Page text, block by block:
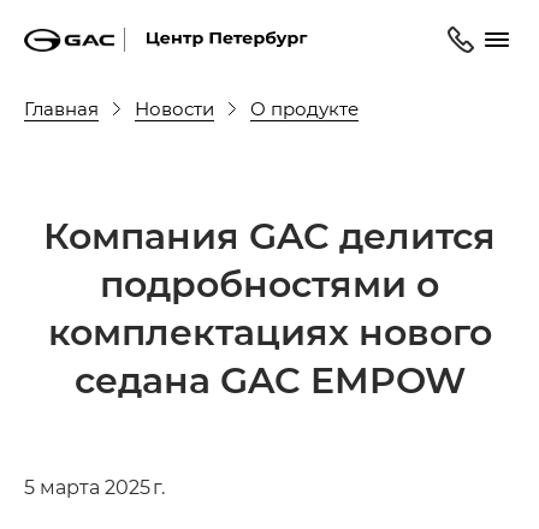
Главная Новости О продукте
Компания GAC делится
подробностями о
комплектациях нового
седана GAC EMPOW
5 марта 2025 г.